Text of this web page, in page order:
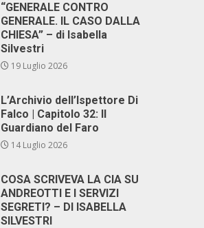
“GENERALE CONTRO
GENERALE. IL CASO DALLA
CHIESA” – di Isabella
Silvestri
19 Luglio 2026
L’Archivio dell’Ispettore Di
Falco | Capitolo 32: Il
Guardiano del Faro
14 Luglio 2026
COSA SCRIVEVA LA CIA SU
ANDREOTTI E I SERVIZI
SEGRETI? – DI ISABELLA
SILVESTRI